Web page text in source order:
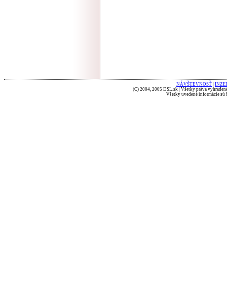
NÁVŠTEVNOSŤ
(C) 2004, 2005 DSL.sk | Všetky práva
Všetky uvedené informácie sú